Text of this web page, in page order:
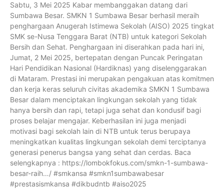
Sabtu, 3 Mei 2025 Kabar membanggakan datang dari
Sumbawa Besar. SMKN 1 Sumbawa Besar berhasil meraih
penghargaan Anugerah Istimewa Sekolah (AISO) 2025 tingkat
SMK se-Nusa Tenggara Barat (NTB) untuk kategori Sekolah
Bersih dan Sehat. Penghargaan ini diserahkan pada hari ini,
Jumat, 2 Mei 2025, bertepatan dengan Puncak Peringatan
Hari Pendidikan Nasional (Hardiknas) yang diselenggarakan
di Mataram. Prestasi ini merupakan pengakuan atas komitmen
dan kerja keras seluruh civitas akademika SMKN 1 Sumbawa
Besar dalam menciptakan lingkungan sekolah yang tidak
hanya bersih dan rapi, tetapi juga sehat dan kondusif bagi
proses belajar mengajar. Keberhasilan ini juga menjadi
motivasi bagi sekolah lain di NTB untuk terus berupaya
meningkatkan kualitas lingkungan sekolah demi terciptanya
generasi penerus bangsa yang sehat dan cerdas. Baca
selengkapnya : https://lombokfokus.com/smkn-1-sumbawa-
besar-raih…/ #smkansa #smkn1sumbawabesar
#prestasismkansa #dikbudntb #aiso2025